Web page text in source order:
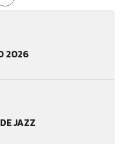
2026
JAZZ